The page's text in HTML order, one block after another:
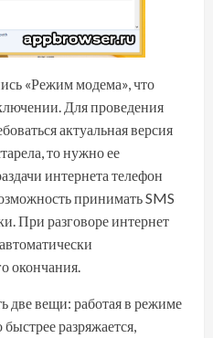
«Режим модема», что
Для проведения
актуальная версия
то нужно ее
интернета телефон
принимать SMS
При разговоре интернет
окончания.
вещи: работая в режиме
разряжается,